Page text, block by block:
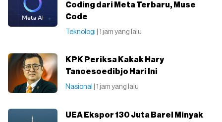
Coding dari Meta Terbaru, Muse
Code
Teknologi | 1 jam yang lalu
KPK Periksa Kakak Hary
Tanoesoedibjo Hari Ini
Nasional | 1 jam yang lalu
UEA Ekspor 130 Juta Barel Minyak